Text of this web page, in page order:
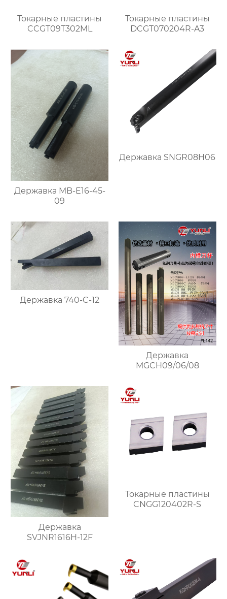
Токарные пластины
CCGT09T302ML
Токарные пластины
DCGT070204R-A3
Державка MB-E16-45-
09
Державка SNGR08H06
Державка 740-C-12
Державка
MGCH09/06/08
Державка
SVJNR1616H-12F
Токарные пластины
CNGG120402R-S